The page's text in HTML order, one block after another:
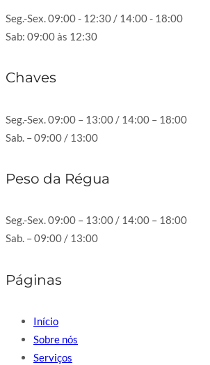
Seg.-Sex. 09:00 - 12:30 / 14:00 - 18:00
Sab: 09:00 às 12:30
Chaves
Seg.-Sex. 09:00 – 13:00 / 14:00 – 18:00
Sab. – 09:00 / 13:00
Peso da Régua
Seg.-Sex. 09:00 – 13:00 / 14:00 – 18:00
Sab. – 09:00 / 13:00
Páginas
Início
Sobre nós
Serviços